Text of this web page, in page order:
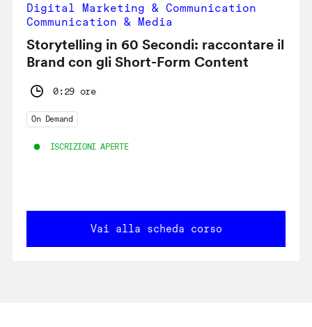
Digital Marketing & Communication
Communication & Media
Storytelling in 60 Secondi: raccontare il
Brand con gli Short-Form Content
0:29 ore
On Demand
ISCRIZIONI APERTE
Vai alla scheda corso